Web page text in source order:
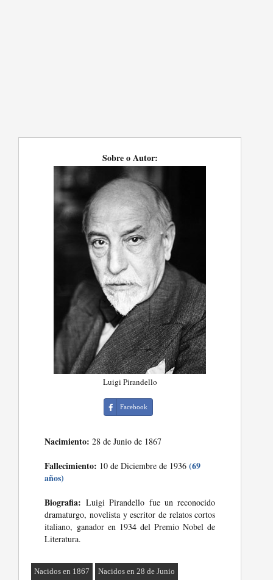
Sobre o Autor:
Luigi Pirandello
Facebook
Nacimiento: 28 de Junio de 1867
Fallecimiento: 10 de Diciembre de 1936(69
años)
Biografia: Luigi Pirandello fue un reconocido
dramaturgo, novelista y escritor de relatos cortos
italiano, ganador en 1934 del Premio Nobel de
Literatura.
Nacidos en 1867 Nacidos en 28 de Junio